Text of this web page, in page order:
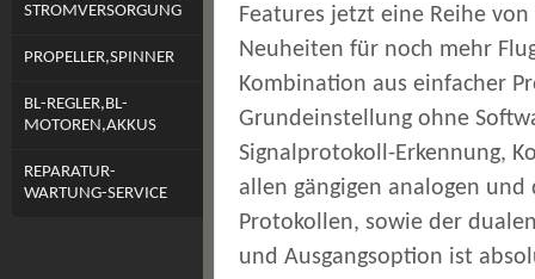
STROMVERSORGUNG
PROPELLER,SPINNER
BL-REGLER,BL-
MOTOREN,AKKUS
REPARATUR-
WARTUNG-SERVICE
Features jetzt eine Reihe
Neuheiten für noch mehr
Kombination aus einfacher
Grundeinstellung ohne
Signalprotokoll-Erkennung,
allen gängigen analogen
Protokollen, sowie der
und Ausgangsoption ist